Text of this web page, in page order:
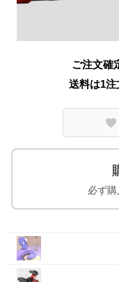
ご注文確
送料は1注
必ず購